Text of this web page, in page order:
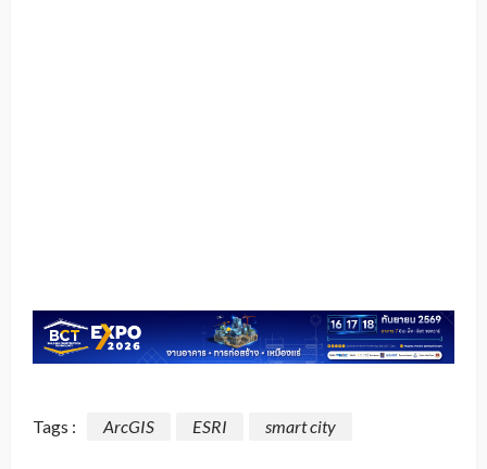
Tags : ArcGIS ESRI smart city